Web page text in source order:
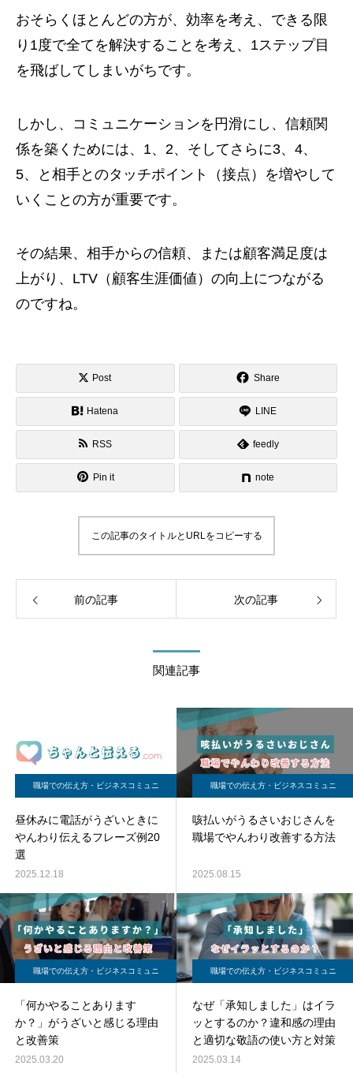
おそらくほとんどの方が、効率を考え、できる限
り1度で全てを解決することを考え、1ステップ目
を飛ばしてしまいがちです。
しかし、コミュニケーションを円滑にし、信頼関
係を築くためには、1、2、そしてさらに3、4、
5、と相手とのタッチポイント（接点）を増やして
いくことの方が重要です。
その結果、相手からの信頼、または顧客満足度は
上がり、LTV（顧客生涯価値）の向上につながる
のですね。
Post Share
Hatena LINE
RSS feedly
Pin it note
この記事のタイトルとURLをコピーする
前の記事 次の記事
関連記事
職場での伝え方・ビジネスコミュニ
昼休みに電話がうざいときに
やんわり伝えるフレーズ例20
選
2025.12.18
職場での伝え方・ビジネスコミュニ
咳払いがうるさいおじさんを
職場でやんわり改善する方法
2025.08.15
職場での伝え方・ビジネスコミュニ
「何かやることあります
か？」がうざいと感じる理由
と改善策
2025.03.20
職場での伝え方・ビジネスコミュニ
なぜ「承知しました」はイラ
ッとするのか？違和感の理由
と適切な敬語の使い方と対策
2025.03.14